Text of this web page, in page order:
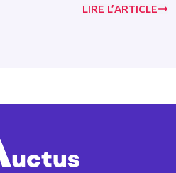
LIRE L’ARTICLE